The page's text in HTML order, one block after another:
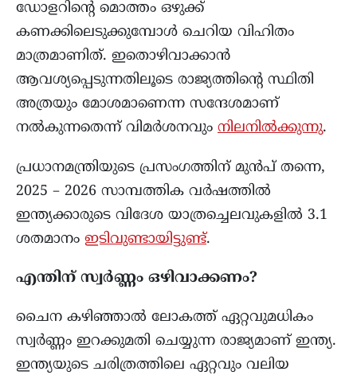
ഡോളറിന്റെ മൊത്തം ഒഴുക്ക്
കണക്കിലെടുക്കുമ്പോൾ ചെറിയ വിഹിതം
മാത്രമാണിത്. ഇതൊഴിവാക്കാൻ
ആവശ്യപ്പെടുന്നതിലൂടെ രാജ്യത്തിന്റെ സ്ഥിതി
അത്രയും മോശമാണെന്ന സന്ദേശമാണ്
നൽകുന്നതെന്ന് വിമർശനവും നിലനിൽക്കുന്നു.
പ്രധാനമന്ത്രിയുടെ പ്രസംഗത്തിന് മുൻപ് തന്നെ,
2025 – 2026 സാമ്പത്തിക വർഷത്തിൽ
ഇന്ത്യക്കാരുടെ വിദേശ യാത്രച്ചെലവുകളിൽ 3.1
ശതമാനം ഇടിവുണ്ടായിട്ടുണ്ട്.
എന്തിന് സ്വർണ്ണം ഒഴിവാക്കണം?
ചൈന കഴിഞ്ഞാൽ ലോകത്ത് ഏറ്റവുമധികം
സ്വർണ്ണം ഇറക്കുമതി ചെയ്യുന്ന രാജ്യമാണ് ഇന്ത്യ.
ഇന്ത്യയുടെ ചരിത്രത്തിലെ ഏറ്റവും വലിയ